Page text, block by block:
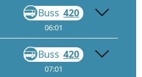
Buss 420
06:01
Buss 420
07:01